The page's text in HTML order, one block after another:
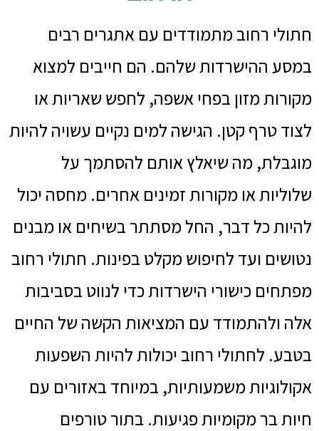
חתולי רחוב מתמודדים עם אתגרים רבים
במסע ההישרדות שלהם. הם חייבים למצוא
מקורות מזון בפחי אשפה, לחפש שאריות או
לצוד טרף קטן. הגישה למים נקיים עשויה להיות
מוגבלת, מה שיאלץ אותם להסתמך על
שלוליות או מקורות זמינים אחרים. מחסה יכול
להיות כל דבר, החל מסתתר בשיחים או מבנים
נטושים ועד לחיפוש מקלט בפינות. חתולי רחוב
מפתחים כישורי הישרדות כדי לנווט בסביבות
אלה ולהתמודד עם המציאות הקשה של החיים
בטבע. לחתולי רחוב יכולות להיות השפעות
אקולוגיות משמעותיות, במיוחד באזורים עם
חיות בר מקומיות פגיעות. בתור טורפים